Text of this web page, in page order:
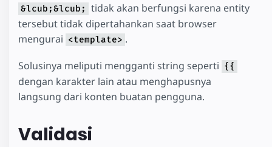
&lcub;&lcub;
tidak akan berfungsi karena entity
tersebut tidak dipertahankan saat browser
mengurai <template> .
Solusinya meliputi mengganti string seperti {{
dengan karakter lain atau menghapusnya
langsung dari konten buatan pengguna.
Validasi